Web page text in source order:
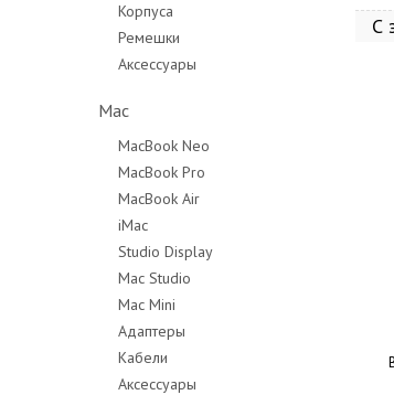
Корпуса
Ремешки
Аксессуары
Mac
MacBook Neo
MacBook Pro
MacBook Pro 14"
MacBook Pro 16"
MacBook Air
iMac
Studio Display
Mac Studio
Mac Mini
Адаптеры
Кабели
Аксессуары
С